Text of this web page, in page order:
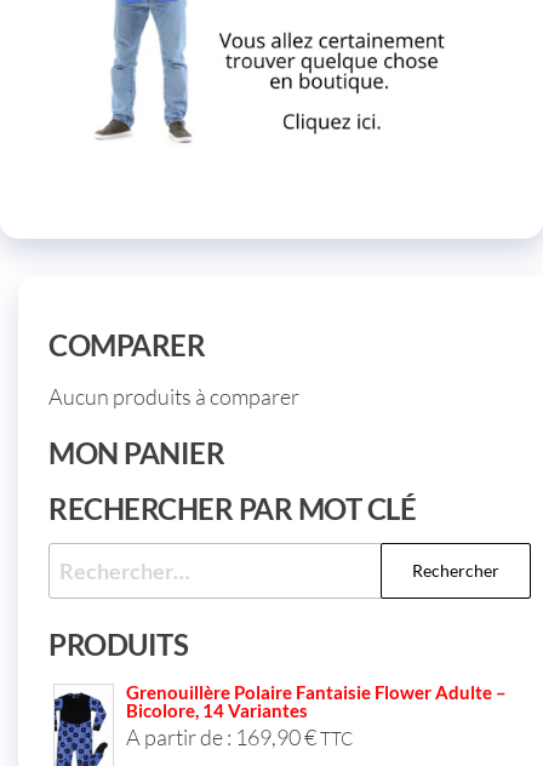
COMPARER
Aucun produits à comparer
MON PANIER
RECHERCHER PAR MOT CLÉ
PRODUITS
Grenouillère Polaire Fantaisie Flower Adulte –
Bicolore, 14 Variantes
A partir de : 169,90€TTC